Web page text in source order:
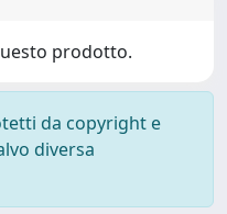
prodotto.
da copyright e
diversa